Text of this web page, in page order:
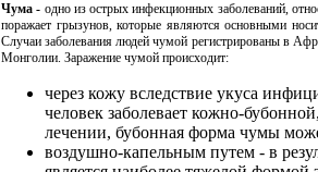
Чума - одно из острых инфекционных заболеваний,
поражает грызунов, которые являются основными
Случаи заболевания людей чумой регистрированы в
Монголии. Заражение чумой происходит:
через кожу вследствие укуса
человек заболевает кожно-
лечении, бубонная форма чумы
воздушно-капельным путем - в